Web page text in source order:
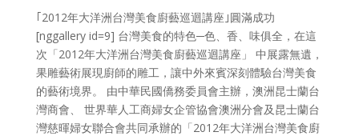
｢2012年大洋洲台灣美食廚藝巡迴講座｣圓滿成功
[nggallery id=9] 台灣美食的特色─色、香、味俱全，在這
次「2012年大洋洲台灣美食廚藝巡迴講座」 中展露無遺，
果雕藝術展現廚師的雕工，讓中外來賓深刻體驗台灣美食
的藝術境界。 由中華民國僑務委員會主辦，澳洲昆士蘭台
灣商會、 世界華人工商婦女企管協會澳洲分會及昆士蘭台
灣慈暉婦女聯合會共同承辦的「2012年大洋洲台灣美食廚